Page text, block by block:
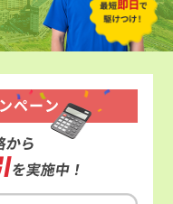
ペーン
から
を実施中！